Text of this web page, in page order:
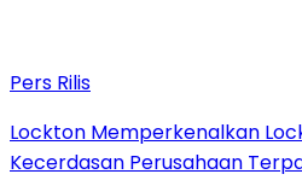
Pers Rilis
Lockton Memperkenalkan
Kecerdasan Perusahaan